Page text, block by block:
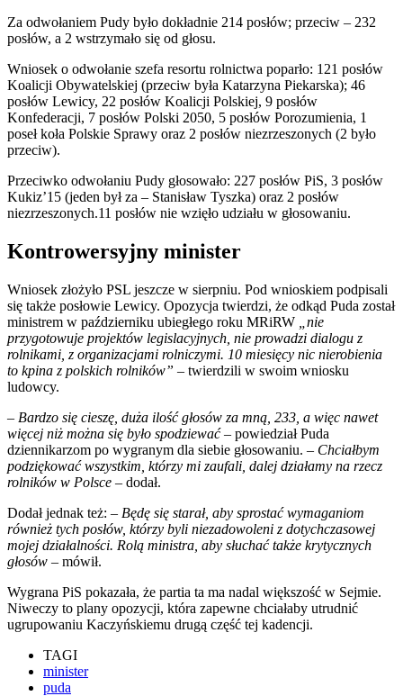
Za odwołaniem Pudy było dokładnie 214 posłów; przeciw – 232
posłów, a 2 wstrzymało się od głosu.
Wniosek o odwołanie szefa resortu rolnictwa poparło: 121 posłów
Koalicji Obywatelskiej (przeciw była Katarzyna Piekarska); 46
posłów Lewicy, 22 posłów Koalicji Polskiej, 9 posłów
Konfederacji, 7 posłów Polski 2050, 5 posłów Porozumienia, 1
poseł koła Polskie Sprawy oraz 2 posłów niezrzeszonych (2 było
przeciw).
Przeciwko odwołaniu Pudy głosowało: 227 posłów PiS, 3 posłów
Kukiz’15 (jeden był za – Stanisław Tyszka) oraz 2 posłów
niezrzeszonych.11 posłów nie wzięło udziału w głosowaniu.
Kontrowersyjny minister
Wniosek złożyło PSL jeszcze w sierpniu. Pod wnioskiem podpisali
się także posłowie Lewicy. Opozycja twierdzi, że odkąd Puda został
ministrem w październiku ubiegłego roku MRiRW
„nie
przygotowuje projektów legislacyjnych, nie prowadzi dialogu z
rolnikami, z organizacjami rolniczymi. 10 miesięcy nic nierobienia
to kpina z polskich rolników” – twierdzili w swoim wniosku
ludowcy.
– Bardzo się cieszę, duża ilość głosów za mną, 233, a więc nawet
więcej niż można się było spodziewać– powiedział Puda
dziennikarzom po wygranym dla siebie głosowaniu. – Chciałbym
podziękować wszystkim, którzy mi zaufali, dalej działamy na rzecz
rolników w Polsce – dodał.
Dodał jednak też: – Będę się starał, aby sprostać wymaganiom
również tych posłów, którzy byli niezadowoleni z dotychczasowej
mojej działalności. Rolą ministra, aby słuchać także krytycznych
głosów – mówił.
Wygrana PiS pokazała, że partia ta ma nadal większość w Sejmie.
Niweczy to plany opozycji, która zapewne chciałaby utrudnić
ugrupowaniu Kaczyńskiemu drugą część tej kadencji.
TAGI
minister
puda